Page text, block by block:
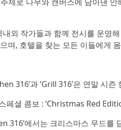
외 작가들과 함께 전시를 운영
며, 호텔을 찾는 모든 이들에게
316’과 ‘Grill 316’은 연말 시
페셜 콤보 : ‘Christmas Red
316’에서는 크리스마스 무드를